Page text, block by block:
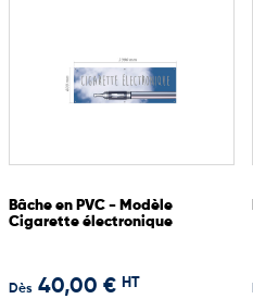
Bâche en PVC - Modèle
Cigarette électronique
Dès 40,00 € HT